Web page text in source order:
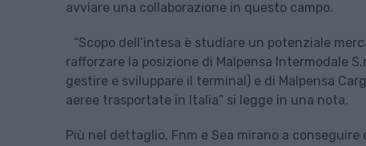
avviare una collaborazione in questo campo.
“Scopo dell’intesa è studiare un potenziale
rafforzare la posizione di Malpensa Intermodale
gestire e sviluppare il terminal) e di Malpensa
aeree trasportate in Italia” si legge in una nota.
Più nel dettaglio, Fnm e Sea mirano a